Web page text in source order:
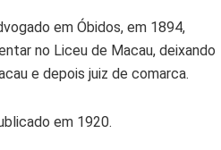
em Óbidos, em 1894,
no Liceu de Macau, deixando
e depois juiz de comarca.
em 1920.